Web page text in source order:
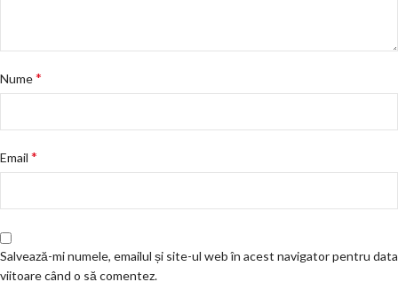
Nume*
Email *
Salvează-mi numele, emailul și site-ul web în acest navigator pentru data
viitoare când o să comentez.